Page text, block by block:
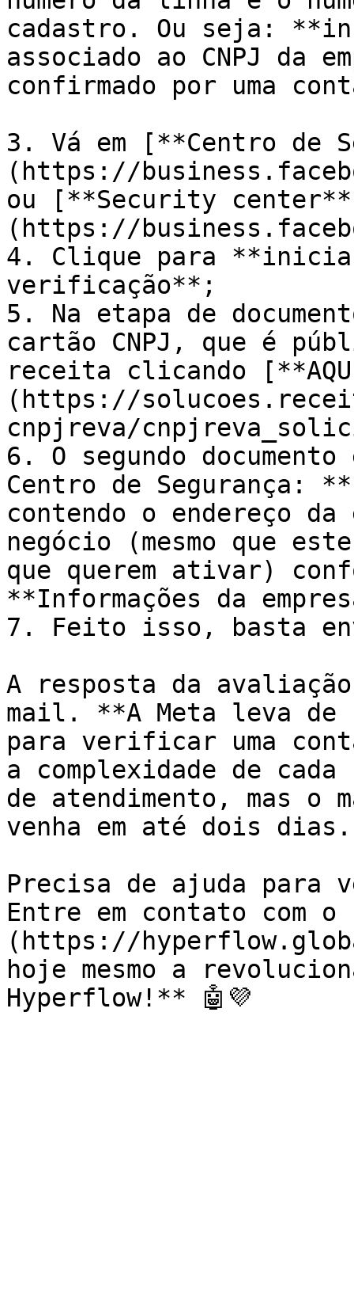
cadastro. Ou seja:
associado ao CNPJ da
confirmado por uma
3. Vá em [**Centro de
(https://
ou [**Security
(https://
4. Clique para
verificação**;
5. Na etapa de
cartão CNPJ, que é
receita clicando
(https://
cnpjreva/
6. O segundo
Centro de Segurança:
contendo o endereço
negócio (mesmo que
que querem ativar)
**Informações da
7. Feito isso, basta
A resposta da
mail. **A Meta leva de
para verificar uma
a complexidade de
de atendimento, mas o
venha em até dois dias.
Precisa de ajuda para
Entre em contato com
(https://
hoje mesmo a